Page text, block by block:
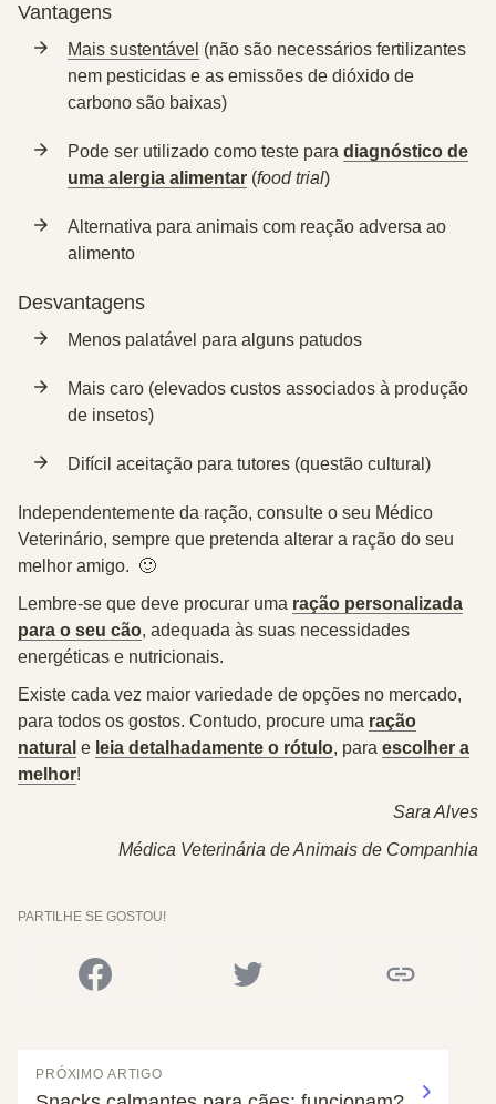
Vantagens
Mais sustentável (não são necessários fertilizantes
nem pesticidas e as emissões de dióxido de
carbono são baixas)
Pode ser utilizado como teste para diagnóstico de
uma alergia alimentar (food trial)
Alternativa para animais com reação adversa ao
alimento
Desvantagens
Menos palatável para alguns patudos
Mais caro (elevados custos associados à produção
de insetos)
Difícil aceitação para tutores (questão cultural)
Independentemente da ração, consulte o seu Médico
Veterinário, sempre que pretenda alterar a ração do seu
melhor amigo. 🙂
Lembre-se que deve procurar uma ração personalizada
para o seu cão, adequada às suas necessidades
energéticas e nutricionais.
Existe cada vez maior variedade de opções no mercado,
para todos os gostos. Contudo, procure uma ração
natural e leia detalhadamente o rótulo, para escolher a
melhor!
Sara Alves
Médica Veterinária de Animais de Companhia
PARTILHE SE GOSTOU!
PRÓXIMO ARTIGO